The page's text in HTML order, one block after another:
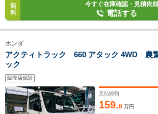
無
料
今すぐ在庫確認・見積依頼
電話する
ホンダ
アクティトラック 660 アタック 4WD 農
ック
販売店保証
支払総額
159.8 万円